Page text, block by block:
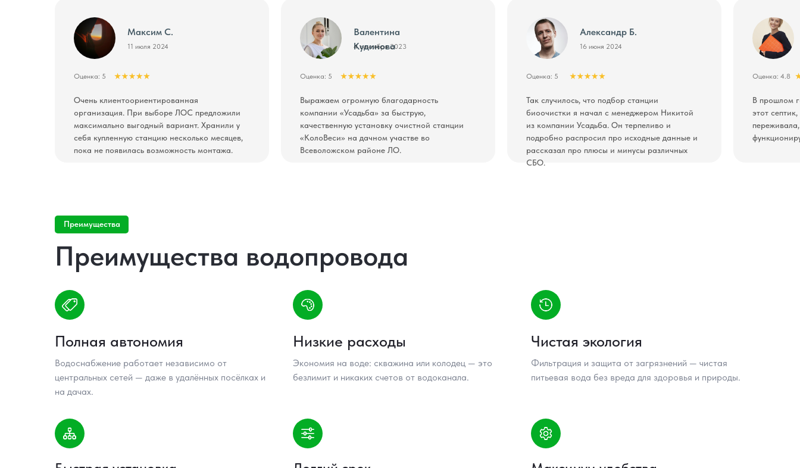
Максим С.
Оценка: 5
11 июля 2024
Очень клиентоориентированная
организация. При выборе ЛОС предложили
максимально выгодный вариант. Хранили у
себя купленную станцию несколько месяцев,
пока не появилась возможность монтажа.
Валентина
Кудинова
Оценка: 5
4 сентября 2023
Выражаем огромную благодарность
компании «Усадьба» за быструю,
качественную установку очистной станции
«КолоВеси» на дачном участве во
Всеволожском районе ЛО.
Александр Б.
Оценка: 5
16 июня 2024
Так случилось, что подбор станции
биоочистки я начал с менеджером Никитой
из компании Усадьба. Он терпеливо и
подробно распросил про исходные данные и
рассказал про плюсы и минусы различных
СБО.
Оценка: 4.8
В прошлом
этот
Преимущества водопровода
Преимущества
Полная автономия
Водоснабжение работает независимо от
центральных сетей — даже в удалённых посёлках и
на дачах.
Низкие расходы
Экономия на воде: скважина или колодец — это
безлимит и никаких счетов от водоканала.
Чистая экология
Фильтрация и защита от загрязнений — чистая
питьевая вода без вреда для здоровья и природы.